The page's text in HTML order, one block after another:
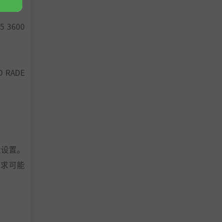
3600
RADE
置。
可能